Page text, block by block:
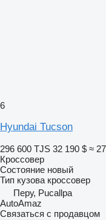
6
Hyundai Tucson
296 600 TJS 32 190 $ ≈
Кроссовер
Состояние новый
Тип кузова кроссовер
Перу, Pucallpa
AutoAmaz
Связаться с продавцом